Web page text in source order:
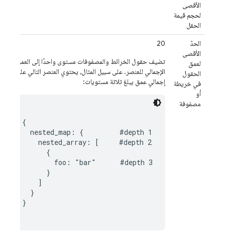
الأقصى
لحجم قيمة
الحقل
الحدّ
الأقصى
لعمق
الحقول
في خريطة
أو
مصفوفة
20
تضيف حقول الخرائط والمصفوفات مستوى واحدًا إلى العمق
الإجمالي للعنصر. على سبيل المثال، يحتوي العنصر التالي على
إجمالي عمق يبلغ ثلاثة مستويات:
{
  nested_map: {         #depth 1
    nested_array: [     #depth 2
      {
        foo: "bar"      #depth 3
      }
    ]
  }
}